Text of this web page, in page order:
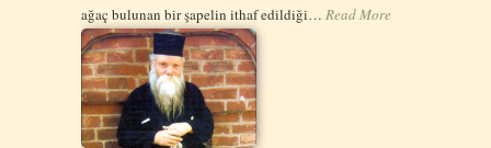
ağaç bulunan bir şapelin ithaf edildiği… Read More